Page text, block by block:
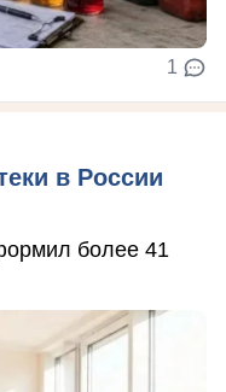
1
в России
более 41